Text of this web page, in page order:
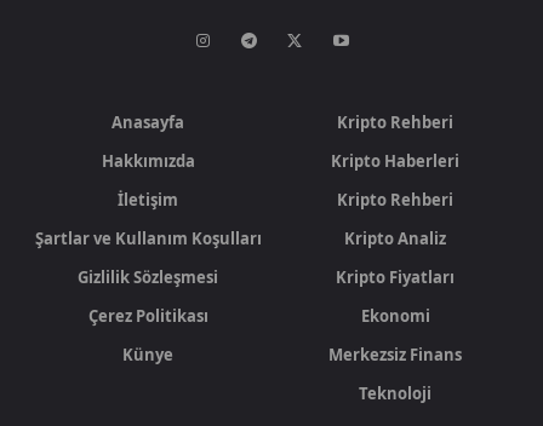
Anasayfa
Hakkımızda
İletişim
Şartlar ve Kullanım Koşulları
Gizlilik Sözleşmesi
Çerez Politikası
Künye
Kripto Rehberi
Kripto Haberleri
Kripto Rehberi
Kripto Analiz
Kripto Fiyatları
Ekonomi
Merkezsiz Finans
Teknoloji